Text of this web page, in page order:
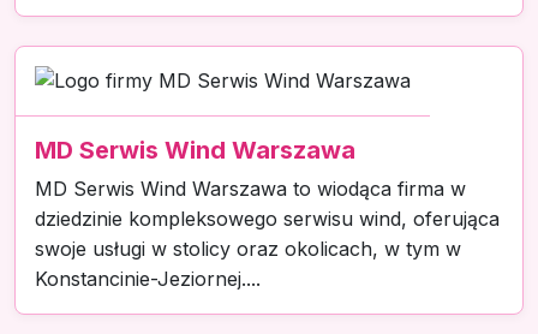
MD Serwis Wind Warszawa
MD Serwis Wind Warszawa to wiodąca firma w
dziedzinie kompleksowego serwisu wind, oferująca
swoje usługi w stolicy oraz okolicach, w tym w
Konstancinie-Jeziornej....